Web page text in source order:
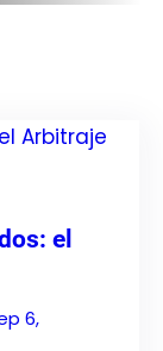
el
6,